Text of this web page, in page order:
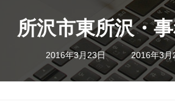
所沢市東所沢・
2016年3月23日
最
終
新
日
2016年3月